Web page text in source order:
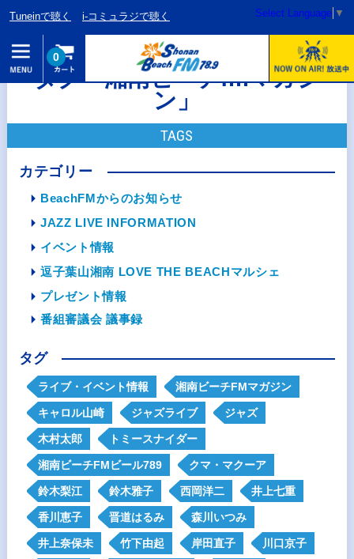
Tuneinで聴く i-コミュラジで聴く Select Language ▼
0
タグ「湘南ビーチfmマガジ
ン」
TAGS
カテゴリー
BeachFMからのお知らせ
JAZZ LIVE INFORMATION
イベント情報
逗子葉山湘南 LOVE THE BEACHマルシェ
プレゼント情報
番組審議会 議事録
タグ
ライブ・イベント情報 湘南ビーチFMマガジン
キャロル山崎 ジャズライブ ジャズ
木村太郎 トミースナイダー
湘南ビーチFMビール789 クマ・マクーア
鈴木梨江 鈴木雅子 西岡洋二 井上七重
香川恵子 晋道はるみ 森川いつみ
井上奈保未 竹下由起 岸田直子 川口京子